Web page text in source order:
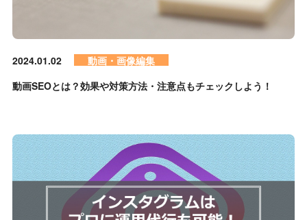
2024.01.02
動画・画像編集
動画SEOとは？効果や対策方法・注意点もチェックしよう！